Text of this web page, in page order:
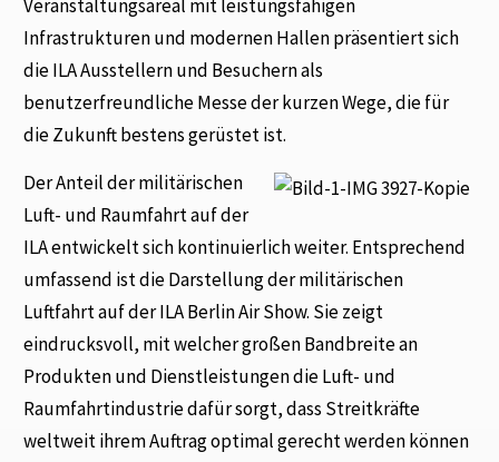
Veranstaltungsareal mit leistungsfähigen
Infrastrukturen und modernen Hallen präsentiert sich
die ILA Ausstellern und Besuchern als
benutzerfreundliche Messe der kurzen Wege, die für
die Zukunft bestens gerüstet ist.
Der Anteil der militärischen
Luft- und Raumfahrt auf der
ILA entwickelt sich kontinuierlich weiter. Entsprechend
umfassend ist die Darstellung der militärischen
Luftfahrt auf der ILA Berlin Air Show. Sie zeigt
eindrucksvoll, mit welcher großen Bandbreite an
Produkten und Dienstleistungen die Luft- und
Raumfahrtindustrie dafür sorgt, dass Streitkräfte
weltweit ihrem Auftrag optimal gerecht werden können